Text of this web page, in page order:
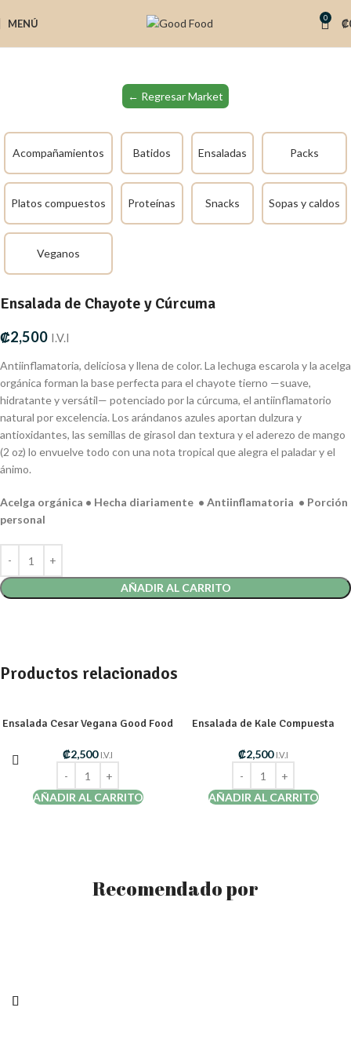
MENÚ 0 ₡
← Regresar Market
Acompañamientos Batidos Ensaladas Packs
Platos compuestos Proteínas Snacks Sopas y caldos
Veganos
Ensalada de Chayote y Cúrcuma
₡2,500 I.V.I
Antiinflamatoria, deliciosa y llena de color. La lechuga escarola y la acelga
orgánica forman la base perfecta para el chayote tierno —suave,
hidratante y versátil— potenciado por la cúrcuma, el antiinflamatorio
natural por excelencia. Los arándanos azules aportan dulzura y
antioxidantes, las semillas de girasol dan textura y el aderezo de mango
(2 oz) lo envuelve todo con una nota tropical que alegra el paladar y el
ánimo.
Acelga orgánica • Hecha diariamente • Antiinflamatoria • Porción
personal
AÑADIR AL CARRITO
Productos relacionados
Ensalada Cesar Vegana Good Food
₡2,500 I.V.I
AÑADIR AL CARRITO
Ensalada de Kale Compuesta
₡2,500 I.V.I
AÑADIR AL CARRITO
Recomendado por